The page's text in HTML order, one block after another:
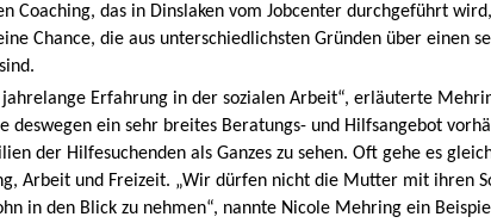
Coaching, das in Dinslaken vom Jobcenter durchgeführt
Chance, die aus unterschiedlichsten Gründen über einen
jahrelange Erfahrung in der sozialen Arbeit“, erläuterte
deswegen ein sehr breites Beratungs- und Hilfsangebot
der Hilfesuchenden als Ganzes zu sehen. Oft gehe es
Arbeit und Freizeit. „Wir dürfen nicht die Mutter mit ihren
in den Blick zu nehmen“, nannte Nicole Mehring ein